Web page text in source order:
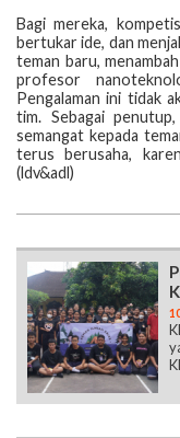
Bagi mereka,
bertukar ide, dan
teman baru,
profesor
Pengalaman ini tidak
tim. Sebagai
semangat kepada
terus berusaha,
(ldv&adl)